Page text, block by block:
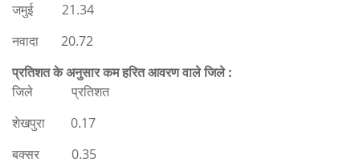
जमुई 21.34
नवादा 20.72
प्रतिशत के अनुसार कम हरित आवरण वाले जिले :
जिले प्रतिशत
शेखपुरा 0.17
बक्सर 0.35